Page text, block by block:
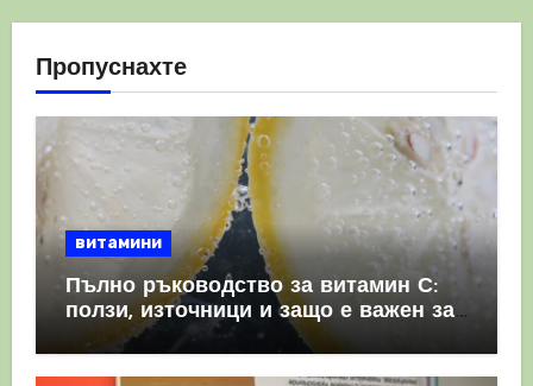
Пропуснахте
витамини
Пълно ръководство за витамин С:
ползи, източници и защо е важен за
имунната система